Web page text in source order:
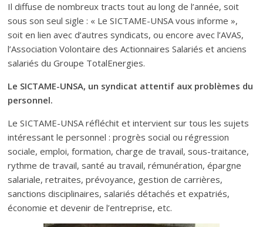
Il diffuse de nombreux tracts tout au long de l’année, soit
sous son seul sigle : « Le SICTAME-UNSA vous informe »,
soit en lien avec d’autres syndicats, ou encore avec l’AVAS,
l’Association Volontaire des Actionnaires Salariés et anciens
salariés du Groupe TotalEnergies.
Le SICTAME-UNSA, un syndicat attentif aux problèmes du
personnel.
Le SICTAME-UNSA réfléchit et intervient sur tous les sujets
intéressant le personnel : progrès social ou régression
sociale, emploi, formation, charge de travail, sous-traitance,
rythme de travail, santé au travail, rémunération, épargne
salariale, retraites, prévoyance, gestion de carrières,
sanctions disciplinaires, salariés détachés et expatriés,
économie et devenir de l’entreprise, etc.